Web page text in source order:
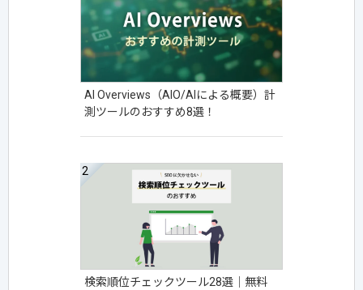
AI Overviews（AIO/AIによる概要）計
測ツールのおすすめ8選！
検索順位チェックツール28選│無料